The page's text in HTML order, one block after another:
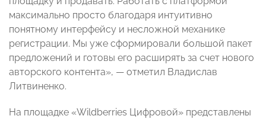
максимально просто благодаря интуитивно
понятному интерфейсу и несложной механике
регистрации. Мы уже сформировали большой пакет
предложений и готовы его расширять за счет нового
авторского контента», — отметил Владислав
Литвиненко.
На площадке «Wildberries Цифровой» представлены